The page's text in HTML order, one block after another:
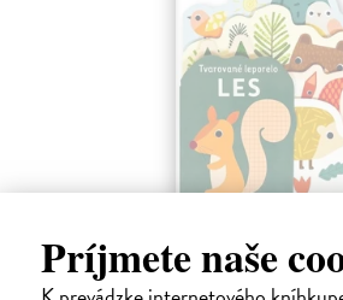
Príjmete naše
Payne Sally| Kniha
Táto knižka s veselými obrázkami a rôzne